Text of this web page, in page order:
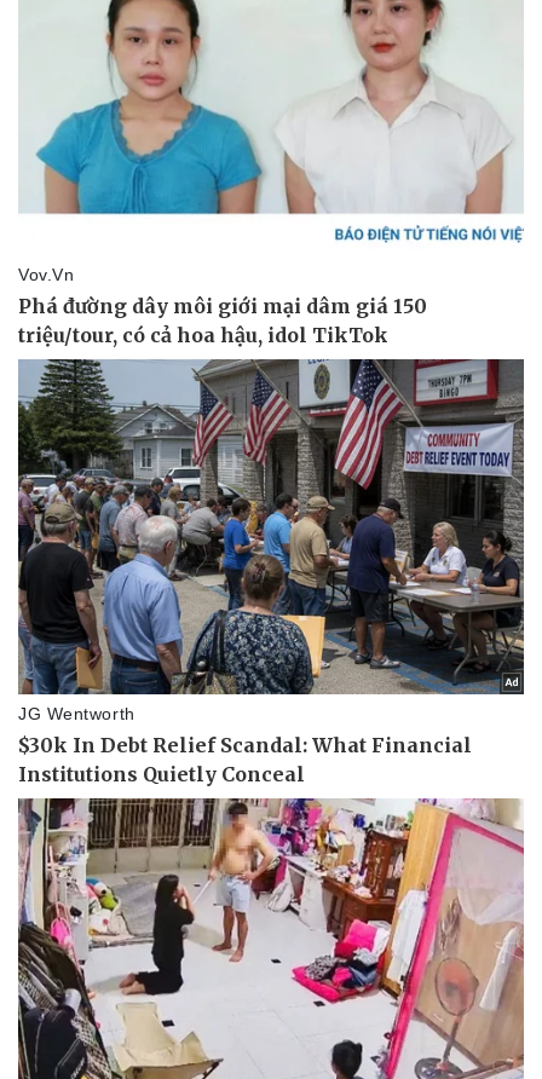
Thể thao
Bóng đá
Lịch thi đấu bóng đá
Thế giới thể thao
eSports
Hậu trường
Ô tô - Xe máy
Ô tô
Xe máy
Tư vấn